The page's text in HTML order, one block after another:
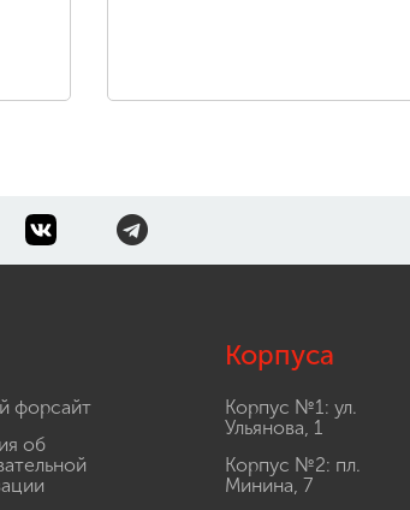
форсайт
об
Корпуса
Корпус №1: ул.
Ульянова, 1
Корпус №2: пл.
Минина, 7